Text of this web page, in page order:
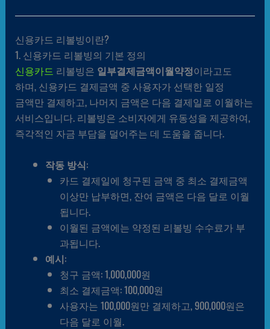
신용카드 리볼빙이란?
1. 신용카드 리볼빙의 기본 정의
신용카드 리볼빙은 일부결제금액이월약정이라고도
하며, 신용카드 결제금액 중 사용자가 선택한 일정
금액만 결제하고, 나머지 금액은 다음 결제일로 이월하는
서비스입니다. 리볼빙은 소비자에게 유동성을 제공하여,
즉각적인 자금 부담을 덜어주는 데 도움을 줍니다.
작동 방식:
카드 결제일에 청구된 금액 중 최소 결제금액
이상만 납부하면, 잔여 금액은 다음 달로 이월
됩니다.
이월된 금액에는 약정된 리볼빙 수수료가 부
과됩니다.
예시:
청구 금액: 1,000,000원
최소 결제금액: 100,000원
사용자는 100,000원만 결제하고, 900,000원은
다음 달로 이월.